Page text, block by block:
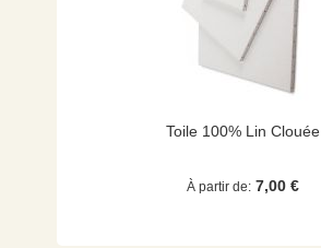
Toile 100% Lin Clouée
À partir de 7,00 €